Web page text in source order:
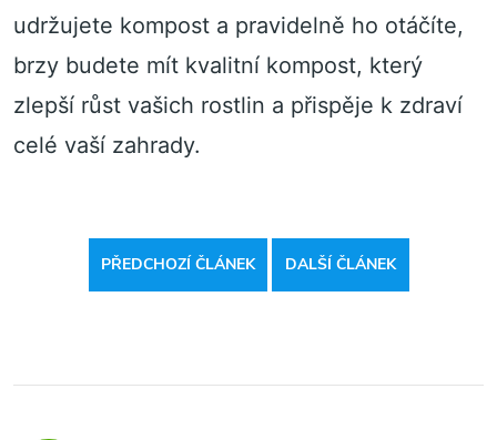
udržujete kompost a pravidelně ho otáčíte,
brzy budete mít kvalitní kompost, který
zlepší růst vašich rostlin a přispěje k zdraví
celé vaší zahrady.
PŘEDCHOZÍ ČLÁNEK DALŠÍ ČLÁNEK